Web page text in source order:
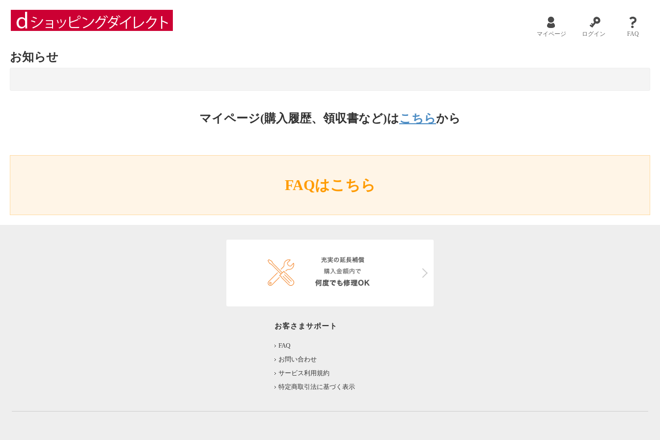
マイページ ログイン FAQ
お知らせ
マイページ(購入履歴、領収書など)はこちらから
FAQはこちら
お客さまサポート
FAQ
お問い合わせ
サービス利用規約
特定商取引法に基づく表示